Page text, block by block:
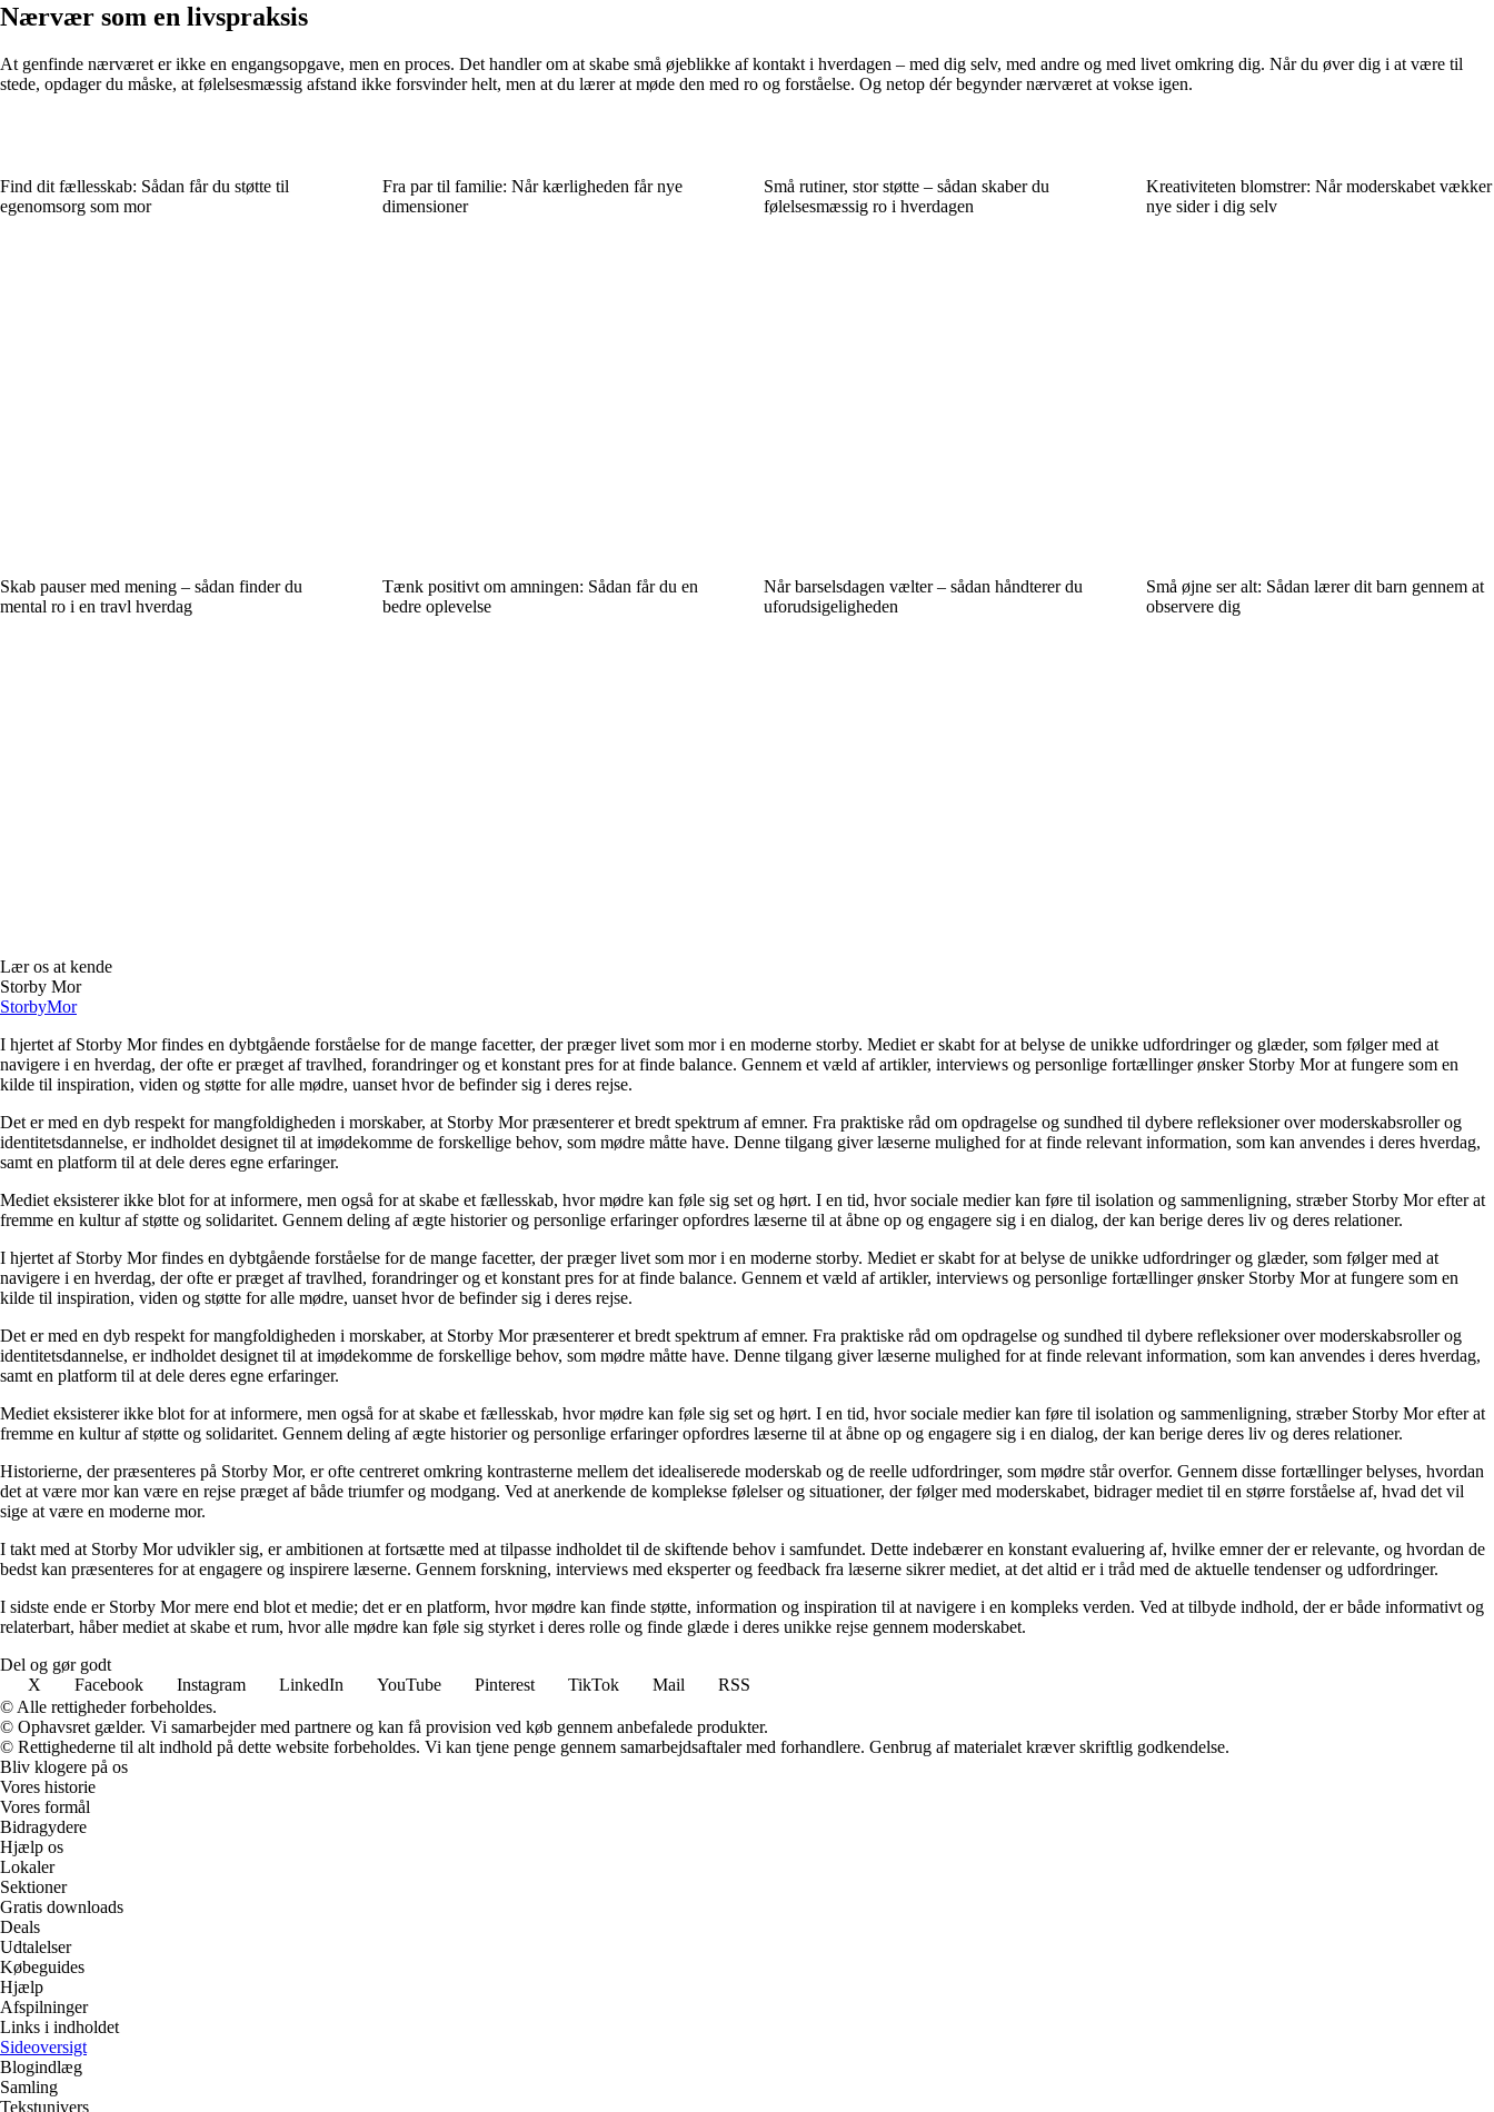
Nærvær som en livspraksis
At genfinde nærværet er ikke en engangsopgave, men en proces. Det handler om at skabe små øjeblikke af kontakt i hverdagen – med dig selv, med andre og med livet omkring dig. Når du øver dig i at være til
stede, opdager du måske, at følelsesmæssig afstand ikke forsvinder helt, men at du lærer at møde den med ro og forståelse. Og netop dér begynder nærværet at vokse igen.
Find dit fællesskab: Sådan får du støtte til
egenomsorg som mor
Fra par til familie: Når kærligheden får nye
dimensioner
Små rutiner, stor støtte – sådan skaber du
følelsesmæssig ro i hverdagen
Kreativiteten blomstrer: Når moderskabet vækker
nye sider i dig selv
Skab pauser med mening – sådan finder du
mental ro i en travl hverdag
Tænk positivt om amningen: Sådan får du en
bedre oplevelse
Når barselsdagen vælter – sådan håndterer du
uforudsigeligheden
Små øjne ser alt: Sådan lærer dit barn gennem at
observere dig
Lær os at kende
Storby Mor
StorbyMor
I hjertet af Storby Mor findes en dybtgående forståelse for de mange facetter, der præger livet som mor i en moderne storby. Mediet er skabt for at belyse de unikke udfordringer og glæder, som følger med at
navigere i en hverdag, der ofte er præget af travlhed, forandringer og et konstant pres for at finde balance. Gennem et væld af artikler, interviews og personlige fortællinger ønsker Storby Mor at fungere som en
kilde til inspiration, viden og støtte for alle mødre, uanset hvor de befinder sig i deres rejse.
Det er med en dyb respekt for mangfoldigheden i morskaber, at Storby Mor præsenterer et bredt spektrum af emner. Fra praktiske råd om opdragelse og sundhed til dybere refleksioner over moderskabsroller og
identitetsdannelse, er indholdet designet til at imødekomme de forskellige behov, som mødre måtte have. Denne tilgang giver læserne mulighed for at finde relevant information, som kan anvendes i deres hverdag,
samt en platform til at dele deres egne erfaringer.
Mediet eksisterer ikke blot for at informere, men også for at skabe et fællesskab, hvor mødre kan føle sig set og hørt. I en tid, hvor sociale medier kan føre til isolation og sammenligning, stræber Storby Mor efter at
fremme en kultur af støtte og solidaritet. Gennem deling af ægte historier og personlige erfaringer opfordres læserne til at åbne op og engagere sig i en dialog, der kan berige deres liv og deres relationer.
I hjertet af Storby Mor findes en dybtgående forståelse for de mange facetter, der præger livet som mor i en moderne storby. Mediet er skabt for at belyse de unikke udfordringer og glæder, som følger med at
navigere i en hverdag, der ofte er præget af travlhed, forandringer og et konstant pres for at finde balance. Gennem et væld af artikler, interviews og personlige fortællinger ønsker Storby Mor at fungere som en
kilde til inspiration, viden og støtte for alle mødre, uanset hvor de befinder sig i deres rejse.
Det er med en dyb respekt for mangfoldigheden i morskaber, at Storby Mor præsenterer et bredt spektrum af emner. Fra praktiske råd om opdragelse og sundhed til dybere refleksioner over moderskabsroller og
identitetsdannelse, er indholdet designet til at imødekomme de forskellige behov, som mødre måtte have. Denne tilgang giver læserne mulighed for at finde relevant information, som kan anvendes i deres hverdag,
samt en platform til at dele deres egne erfaringer.
Mediet eksisterer ikke blot for at informere, men også for at skabe et fællesskab, hvor mødre kan føle sig set og hørt. I en tid, hvor sociale medier kan føre til isolation og sammenligning, stræber Storby Mor efter at
fremme en kultur af støtte og solidaritet. Gennem deling af ægte historier og personlige erfaringer opfordres læserne til at åbne op og engagere sig i en dialog, der kan berige deres liv og deres relationer.
Historierne, der præsenteres på Storby Mor, er ofte centreret omkring kontrasterne mellem det idealiserede moderskab og de reelle udfordringer, som mødre står overfor. Gennem disse fortællinger belyses, hvordan
det at være mor kan være en rejse præget af både triumfer og modgang. Ved at anerkende de komplekse følelser og situationer, der følger med moderskabet, bidrager mediet til en større forståelse af, hvad det vil
sige at være en moderne mor.
I takt med at Storby Mor udvikler sig, er ambitionen at fortsætte med at tilpasse indholdet til de skiftende behov i samfundet. Dette indebærer en konstant evaluering af, hvilke emner der er relevante, og hvordan de
bedst kan præsenteres for at engagere og inspirere læserne. Gennem forskning, interviews med eksperter og feedback fra læserne sikrer mediet, at det altid er i tråd med de aktuelle tendenser og udfordringer.
I sidste ende er Storby Mor mere end blot et medie; det er en platform, hvor mødre kan finde støtte, information og inspiration til at navigere i en kompleks verden. Ved at tilbyde indhold, der er både informativt og
relaterbart, håber mediet at skabe et rum, hvor alle mødre kan føle sig styrket i deres rolle og finde glæde i deres unikke rejse gennem moderskabet.
Del og gør godt
X
Facebook Instagram LinkedIn YouTube Pinterest TikTok Mail
RSS
© Alle rettigheder forbeholdes.
© Ophavsret gælder. Vi samarbejder med partnere og kan få provision ved køb gennem anbefalede produkter.
© Rettighederne til alt indhold på dette website forbeholdes. Vi kan tjene penge gennem samarbejdsaftaler med forhandlere. Genbrug af materialet kræver skriftlig godkendelse.
Bliv klogere på os
Vores historie
Vores formål
Bidragydere
Hjælp os
Lokaler
Sektioner
Gratis downloads
Deals
Udtalelser
Købeguides
Hjælp
Afspilninger
Links i indholdet
Sideoversigt
Blogindlæg
Samling
Tekstunivers